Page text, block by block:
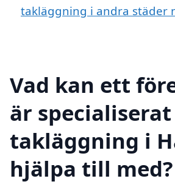
takläggning i andra städer
Vad kan ett
är specialiserat
takläggning i
hjälpa till med?